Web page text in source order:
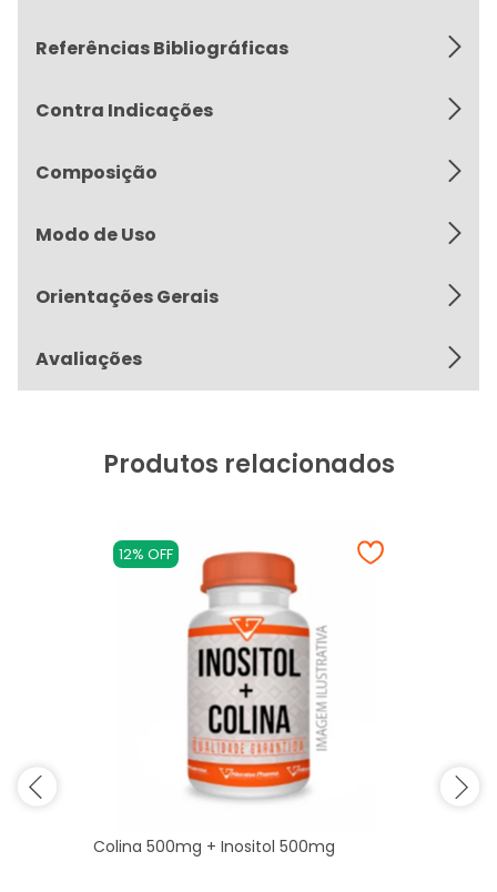
Referências Bibliográficas
Contra Indicações
Composição
Modo de Uso
Orientações Gerais
Avaliações
Produtos relacionados
12% OFF
Colina 500mg + Inositol 500mg